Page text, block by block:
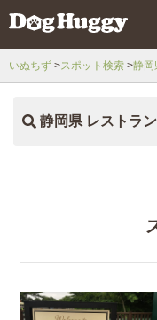
いぬちず スポット検索 静岡
静岡県 レストラ